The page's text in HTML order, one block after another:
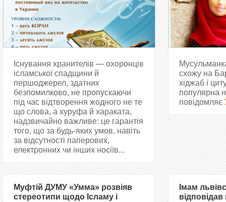
Існування хранителів — охоронців
ісламської спадщини й
першоджерел, здатних
безпомилково, не пропускаючи
під час відтворення жодного не те
що слова, а хуруфа й хараката,
надзвичайно важливе: це гарантія
того, що за будь-яких умов, навіть
за відсутності паперових,
електронних чи інших носіїв...
схожу на
хіджаб і
популярна
повідомляє
Муфтій ДУМУ «Умма» розвіяв
стереотипи щодо Ісламу і
Імам